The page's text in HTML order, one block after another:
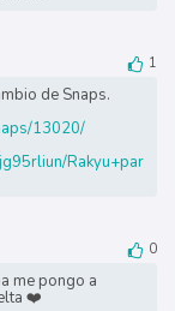
1
de Snaps.
13020/
Rakyu+par
0
me pongo a
❤️